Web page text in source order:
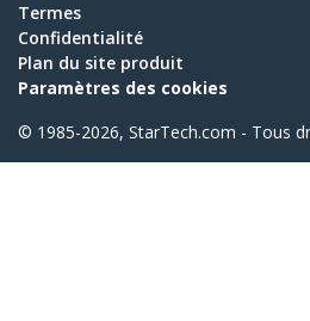
Termes
Confidentialité
Plan du site produit
Paramètres des cookies
© 1985-2026, StarTech.com - Tous